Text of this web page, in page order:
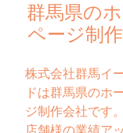
群馬県の
ページ制
株式会社群馬イ
ドは群馬県のホ
ジ制作会社です
店舗様の業績ア